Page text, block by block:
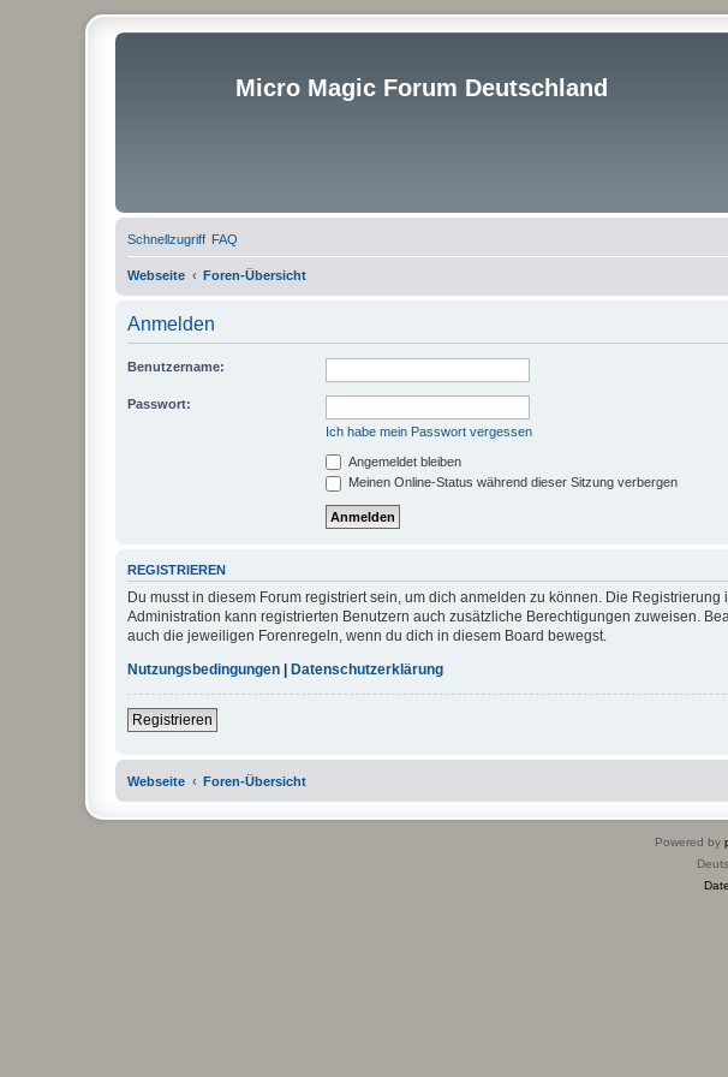
Micro Magic Forum Deutschland
Schnellzugriff FAQ
Webseite Foren-Übersicht
Anmelden
Benutzername:
Passwort:
Ich habe mein Passwort vergessen
Angemeldet bleiben
Meinen Online-Status während dieser Sitzung verbergen
REGISTRIEREN
Du musst in diesem Forum registriert sein, um dich anmelden zu können. Die
Administration kann registrierten Benutzern auch zusätzliche Berechtigungen zuweisen.
auch die jeweiligen Forenregeln, wenn du dich in diesem Board bewegst.
Nutzungsbedingungen
Datenschutzerklärung
Registrieren
Webseite Foren-Übersicht
Powered by